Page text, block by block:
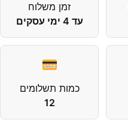
זמן משלוח
עד 4 ימי עסקים
כמות תשלומים
12